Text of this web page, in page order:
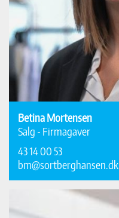
Betina Mortensen
Salg - Firmagaver
43 14 00 53
bm@sortberghansen.dk